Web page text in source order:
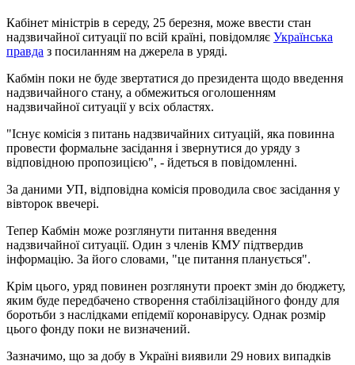
Кабінет міністрів в середу, 25 березня, може ввести стан
надзвичайної ситуації по всій країні, повідомляє Українська
правда з посиланням на джерела в уряді.
Кабмін поки не буде звертатися до президента щодо введення
надзвичайного стану, а обмежиться оголошенням
надзвичайної ситуації у всіх областях.
"Існує комісія з питань надзвичайних ситуацій, яка повинна
провести формальне засідання і звернутися до уряду з
відповідною пропозицією", - йдеться в повідомленні.
За даними УП, відповідна комісія проводила своє засідання у
вівторок ввечері.
Тепер Кабмін може розглянути питання введення
надзвичайної ситуації. Один з членів КМУ підтвердив
інформацію. За його словами, "це питання планується".
Крім цього, уряд повинен розглянути проект змін до бюджету,
яким буде передбачено створення стабілізаційного фонду для
боротьби з наслідками епідемії коронавірусу. Однак розмір
цього фонду поки не визначений.
Зазначимо, що за добу в Україні виявили 29 нових випадків